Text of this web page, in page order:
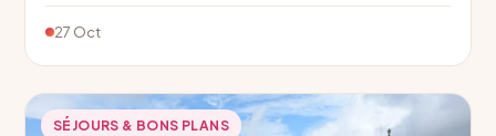
27 Oct
SÉJOURS & BONS PLANS